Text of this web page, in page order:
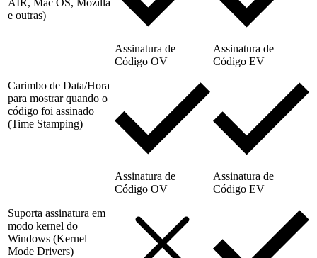
e outras)
Carimbo de Data/Hora
para mostrar quando o
código foi assinado
(Time Stamping)
Assinatura de
Código OV
Assinatura de
Código EV
Suporta assinatura em
modo kernel do
Windows (Kernel
Mode Drivers)
Assinatura de
Código OV
Assinatura de
Código EV